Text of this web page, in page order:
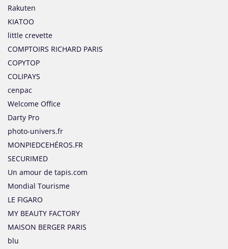
Rakuten
KIATOO
little crevette
COMPTOIRS RICHARD PARIS
COPYTOP
COLIPAYS
cenpac
Welcome Office
Darty Pro
photo-univers.fr
MONPIEDCEHÉROS.FR
SECURIMED
Un amour de tapis.com
Mondial Tourisme
LE FIGARO
MY BEAUTY FACTORY
MAISON BERGER PARIS
blu